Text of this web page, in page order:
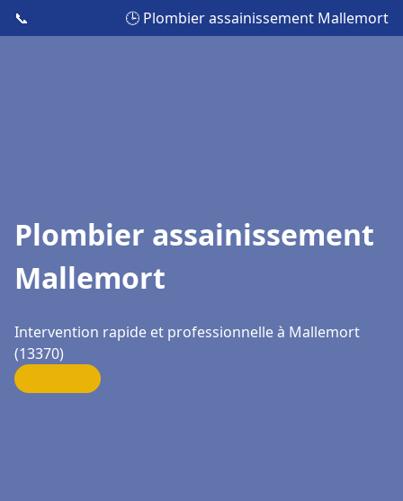
📞 🕒 Plombier assainissement Mallemort
Plombier assainissement
Mallemort
Intervention rapide et professionnelle à Mallemort
(13370)